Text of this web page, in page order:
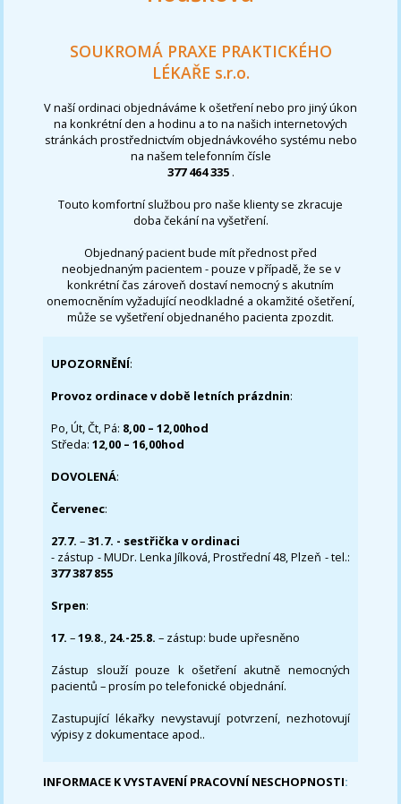
SOUKROMÁ PRAXE PRAKTICKÉHO
LÉKAŘE s.r.o.
V naší ordinaci objednáváme k ošetření nebo pro jiný úkon
na konkrétní den a hodinu a to na našich internetových
stránkách prostřednictvím objednávkového systému nebo
na našem telefonním čísle
377 464 335 .
Touto komfortní službou pro naše klienty se zkracuje
doba čekání na vyšetření.
Objednaný pacient bude mít přednost před
neobjednaným pacientem - pouze v případě, že se v
konkrétní čas zároveň dostaví nemocný s akutním
onemocněním vyžadující neodkladné a okamžité ošetření,
může se vyšetření objednaného pacienta zpozdit.
UPOZORNĚNÍ:
Provoz ordinace v době letních prázdnin:
Po, Út, Čt, Pá: 8,00 – 12,00hod
Středa:12,00 – 16,00hod
DOVOLENÁ:
Červenec:
27.7.–31.7. - sestřička v ordinaci
- zástup - MUDr. Lenka Jílková, Prostřední 48, Plzeň - tel.:
377 387 855
Srpen:
17. –19.8., 24.-25.8. – zástup: bude upřesněno
Zástup slouží pouze k ošetření akutně nemocných
pacientů – prosím po telefonické objednání.
Zastupující lékařky nevystavují potvrzení, nezhotovují
výpisy z dokumentace apod..
INFORMACE K VYSTAVENÍ PRACOVNÍ NESCHOPNOSTI: